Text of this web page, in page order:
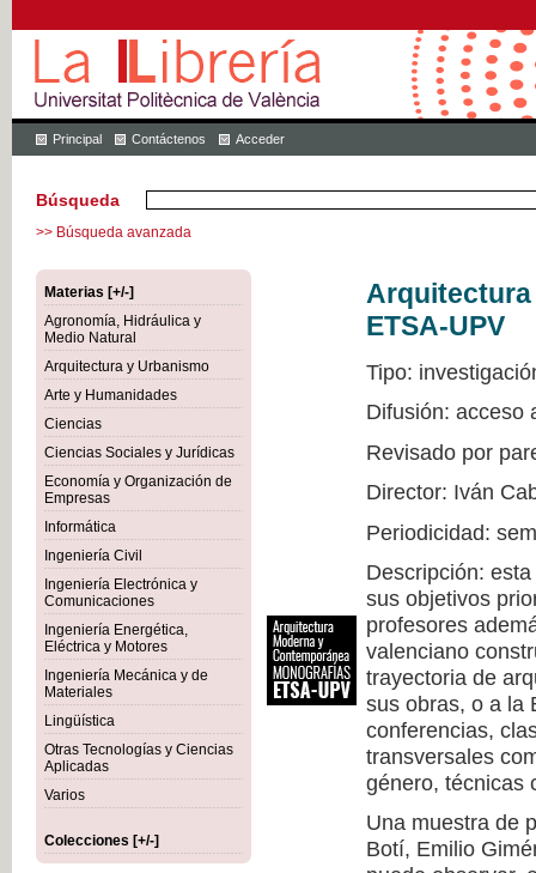
Principal Contáctenos Acceder
Búsqueda
>> Búsqueda avanzada
Materias [+/-]
Agronomía, Hidráulica y
Medio Natural
Arquitectura y Urbanismo
Arte y Humanidades
Ciencias
Ciencias Sociales y Jurídicas
Economía y Organización de
Empresas
Informática
Ingeniería Civil
Ingeniería Electrónica y
Comunicaciones
Ingeniería Energética,
Eléctrica y Motores
Ingeniería Mecánica y de
Materiales
Lingüística
Otras Tecnologías y Ciencias
Aplicadas
Varios
Colecciones [+/-]
Arquitectura
ETSA-UPV
Tipo:
Difusión: acceso
Revisado por
Director: Iván
Periodicidad:
Descripción:
sus objetivos
profesores
valenciano
trayectoria de
sus obras, o a la
conferencias,
transversales
género, técnicas
Una muestra de
Botí, Emilio